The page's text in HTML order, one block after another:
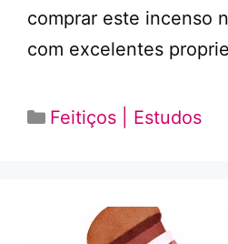
comprar este incenso
com excelentes
Categorias
Feitiços | Estudos